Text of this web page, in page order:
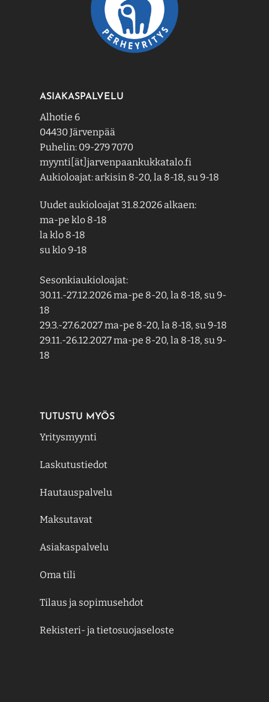
ASIAKASPALVELU
Alhotie 6
04430 Järvenpää
Puhelin: 09-279 7070
myynti[ät]jarvenpaankukkatalo.fi
Aukioloajat: arkisin 8-20, la 8-18, su 9-18
Uudet aukioloajat 31.8.2026 alkaen:
ma-pe klo 8-18
la klo 8-18
su klo 9-18
Sesonkiaukioloajat:
30.11.-27.12.2026 ma-pe 8-20, la 8-18, su 9-
18
29.3.-27.6.2027 ma-pe 8-20, la 8-18, su 9-18
29.11.-26.12.2027 ma-pe 8-20, la 8-18, su 9-
18
TUTUSTU MYÖS
Yritysmyynti
Laskutustiedot
Hautauspalvelu
Maksutavat
Asiakaspalvelu
Oma tili
Tilaus ja sopimusehdot
Rekisteri- ja tietosuojaseloste